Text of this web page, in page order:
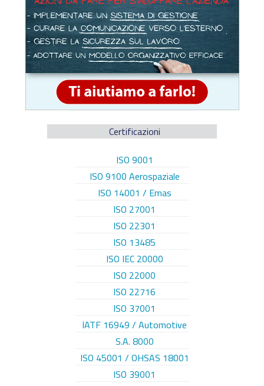
Certificazioni
ISO 9001
ISO 9100 Aerospaziale
ISO 14001 / Emas
ISO 27001
ISO 22301
ISO 13485
ISO IEC 20000
ISO 22000
ISO 22716
ISO 37001
IATF 16949 / Automotive
S.A. 8000
ISO 45001 / OHSAS 18001
ISO 39001